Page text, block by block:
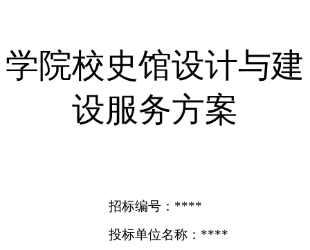
学院校史馆设计与建
设服务方案
招标编号：****
投标单位名称：****